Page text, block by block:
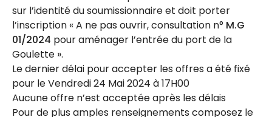
sur l’identité du soumissionnaire et doit porter
l’inscription « A ne pas ouvrir, consultation n° M.G
01/2024 pour aménager l’entrée du port de la
Goulette ».
Le dernier délai pour accepter les offres a été fixé
pour le Vendredi 24 Mai 2024 à 17H00
Aucune offre n’est acceptée après les délais
Pour de plus amples renseignements composez le